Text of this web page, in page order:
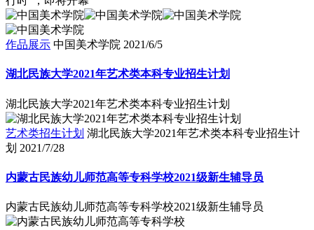
作品展示 中国美术学院 2021/6/5
湖北民族大学2021年艺术类本科专业招生计划
湖北民族大学2021年艺术类本科专业招生计划
艺术类招生计划 湖北民族大学2021年艺术类本科专业招生计
划 2021/7/28
内蒙古民族幼儿师范高等专科学校2021级新生辅导员
内蒙古民族幼儿师范高等专科学校2021级新生辅导员